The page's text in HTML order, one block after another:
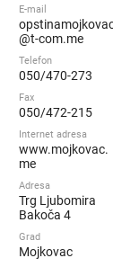
E-mail
@t-com.me
Telefon
050/470-273
Fax
050/472-215
Internet adresa
www.mojkovac.
me
Adresa
Trg Ljubomira
Bakoča 4
Grad
Mojkovac